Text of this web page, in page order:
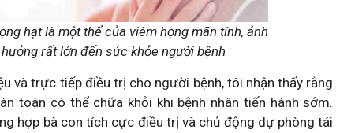
hạt là một thể của viêm họng mãn tính, ảnh
hưởng rất lớn đến sức khỏe người bệnh
và trực tiếp điều trị cho người bệnh, tôi nhận thấy rằng
toàn có thể chữa khỏi khi bệnh nhân tiến hành sớm.
hợp bà con tích cực điều trị và chủ động dự phòng tái
Mẩn Ngứa
ảnh hưởng sinh hoạt.
làm dịu da và
Tuấn tôi - Y diệu thuốc nam
Góc nhỏ tôi chia sẻ với bà con về chuyện thuốc Nam, về
tất tần tật kiến thức sức khỏe và cách chăm sóc bản
thân theo YHCT.